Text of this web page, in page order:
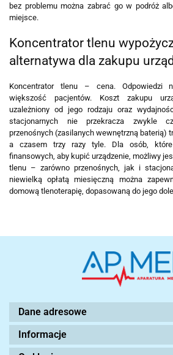
bez problemu można zabrać go w podróż
miejsce.
Koncentrator tlenu
alternatywa dla zakupu
Koncentrator tlenu – cena. Odpowiedzi
większość pacjentów. Koszt zakupu
uzależniony od jego rodzaju oraz
stacjonarnych nie przekracza zwykle
przenośnych (zasilanych wewnętrzną baterią)
a czasem trzy razy tyle. Dla osób,
finansowych, aby kupić urządzenie, możliwy
tlenu – zarówno przenośnych, jak i
niewielką opłatą miesięczną można
domową tlenoterapię, dopasowaną do jego
Dane adresowe
Informacje